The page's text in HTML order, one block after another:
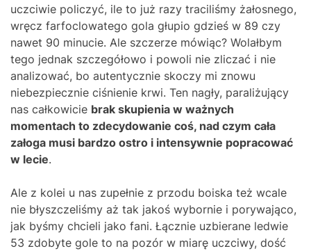
uczciwie policzyć, ile to już razy traciliśmy żałosnego,
wręcz farfoclowatego gola głupio gdzieś w 89 czy
nawet 90 minucie. Ale szczerze mówiąc? Wolałbym
tego jednak szczegółowo i powoli nie zliczać i nie
analizować, bo autentycznie skoczy mi znowu
niebezpiecznie ciśnienie krwi. Ten nagły, paraliżujący
nas całkowicie brak skupienia w ważnych
momentach to zdecydowanie coś, nad czym cała
załoga musi bardzo ostro i intensywnie popracować
w lecie.
Ale z kolei u nas zupełnie z przodu boiska też wcale
nie błyszczeliśmy aż tak jakoś wybornie i porywająco,
jak byśmy chcieli jako fani. Łącznie uzbierane ledwie
53 zdobyte gole to na pozór w miarę uczciwy, dość